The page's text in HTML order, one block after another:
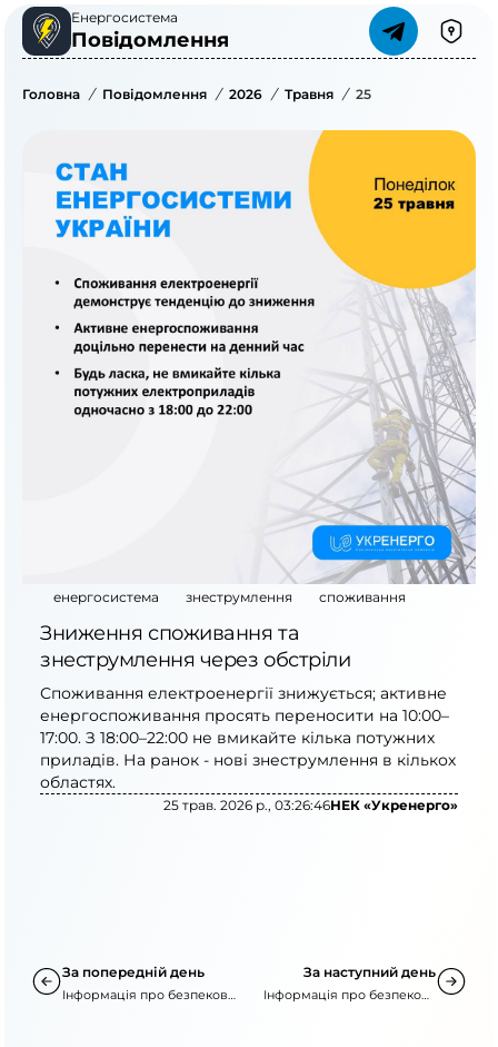
Енергосистема
Повідомлення
Головна / Повідомлення / 2026 / Травня / 25
енергосистема знеструмлення споживання
Зниження споживання та
знеструмлення через обстріли
Споживання електроенергії знижується; активне
енергоспоживання просять переносити на 10:00–
17:00. З 18:00–22:00 не вмикайте кілька потужних
приладів. На ранок - нові знеструмлення в кількох
областях.
25 трав. 2026 р., 03:26:46НЕК «Укренерго»
За попередній день
Інформація про безпекову
За наступний день
Інформація про безпекову